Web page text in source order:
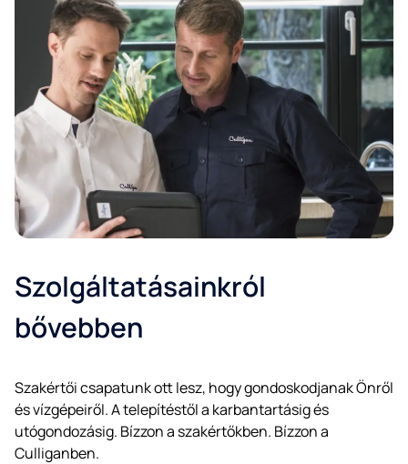
Szolgáltatásainkról
bővebben
Szakértői csapatunk ott lesz, hogy gondoskodjanak Önről
és vízgépeiről. A telepítéstől a karbantartásig és
utógondozásig. Bízzon a szakértőkben. Bízzon a
Culliganben.